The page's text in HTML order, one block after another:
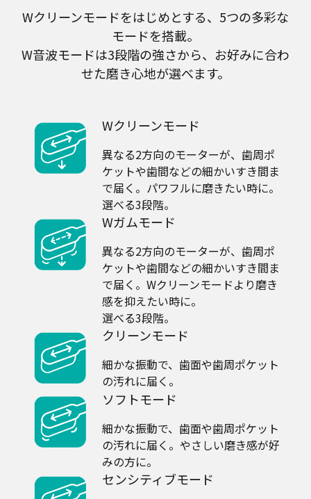
Wクリーンモードをはじめとする、5つの多彩な
モードを搭載。
W音波モードは3段階の強さから、お好みに合わ
せた磨き心地が選べます。
Wクリーンモード
異なる2方向のモーターが、歯周ポ
ケットや歯間などの細かいすき間ま
で届く。パワフルに磨きたい時に。
選べる3段階。
Wガムモード
異なる2方向のモーターが、歯周ポ
ケットや歯間などの細かいすき間ま
で届く。Wクリーンモードより磨き
感を抑えたい時に。
選べる3段階。
クリーンモード
細かな振動で、歯面や歯周ポケット
の汚れに届く。
ソフトモード
細かな振動で、歯面や歯周ポケット
の汚れに届く。⁩やさしい磨き感が好
みの方に。
センシティブモード